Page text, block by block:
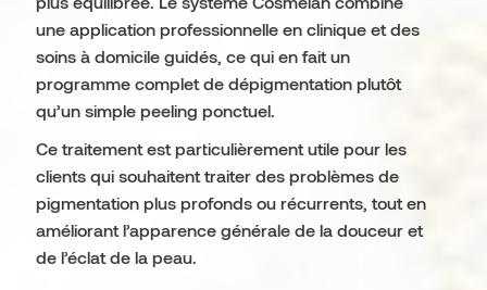
une application professionnelle en clinique et des
soins à domicile guidés, ce qui en fait un
programme complet de dépigmentation plutôt
qu’un simple peeling ponctuel.
Ce traitement est particulièrement utile pour les
clients qui souhaitent traiter des problèmes de
pigmentation plus profonds ou récurrents, tout en
améliorant l’apparence générale de la douceur et
de l’éclat de la peau.